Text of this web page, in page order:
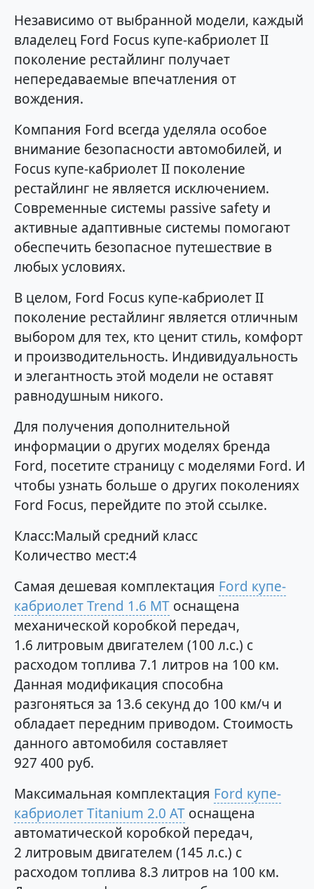
Независимо от выбранной модели, каждый
владелец Ford Focus купе-кабриолет II
поколение рестайлинг получает
непередаваемые впечатления от
вождения.
Компания Ford всегда уделяла особое
внимание безопасности автомобилей, и
Focus купе-кабриолет II поколение
рестайлинг не является исключением.
Современные системы passivе safеty и
активные адаптивные системы помогают
обеспечить безопасное путешествие в
любых условиях.
В целом, Ford Focus купе-кабриолет II
поколение рестайлинг является отличным
выбором для тех, кто ценит стиль, комфорт
и производительность. Индивидуальность
и элегантность этой модели не оставят
равнодушным никого.
Для получения дополнительной
информации о других моделях бренда
Ford, посетите страницу с моделями Ford. И
чтобы узнать больше о других поколениях
Ford Focus, перейдите по этой ссылке.
Класс:Малый средний класс
Количество мест:4
Самая дешевая комплектация Ford купе-
кабриолет Trend 1.6 MT оснащена
механической коробкой передач,
1.6 литровым двигателем (100 л.с.) с
расходом топлива 7.1 литров на 100 км.
Данная модификация способна
разгоняться за 13.6 секунд до 100 км/ч и
обладает передним приводом. Стоимость
данного автомобиля составляет
927 400 руб.
Максимальная комплектация Ford купе-
кабриолет Titanium 2.0 AT оснащена
автоматической коробкой передач,
2 литровым двигателем (145 л.с.) с
расходом топлива 8.3 литров на 100 км.